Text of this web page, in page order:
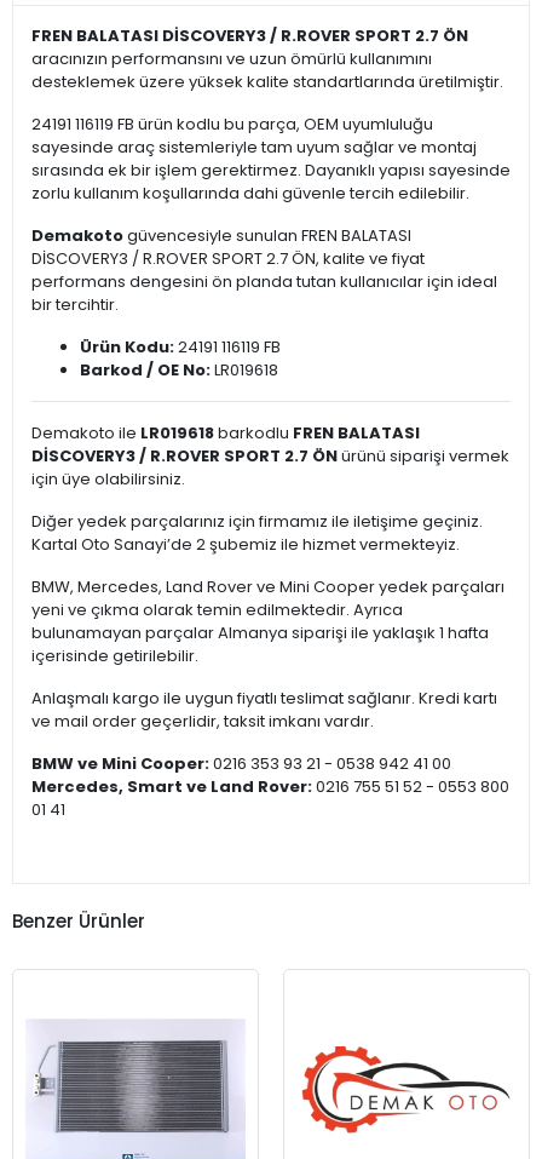
FREN BALATASI DİSCOVERY3 / R.ROVER SPORT 2.7 ÖN
aracınızın performansını ve uzun ömürlü kullanımını
desteklemek üzere yüksek kalite standartlarında üretilmiştir.
24191 116119 FB ürün kodlu bu parça, OEM uyumluluğu
sayesinde araç sistemleriyle tam uyum sağlar ve montaj
sırasında ek bir işlem gerektirmez. Dayanıklı yapısı sayesinde
zorlu kullanım koşullarında dahi güvenle tercih edilebilir.
Demakotogüvencesiyle sunulan FREN BALATASI
DİSCOVERY3 / R.ROVER SPORT 2.7 ÖN, kalite ve fiyat
performans dengesini ön planda tutan kullanıcılar için ideal
bir tercihtir.
Ürün Kodu:24191 116119 FB
Barkod / OE No:LR019618
Demakoto ile LR019618barkodlu FREN BALATASI
DİSCOVERY3 / R.ROVER SPORT 2.7 ÖNürünü siparişi vermek
için üye olabilirsiniz.
Diğer yedek parçalarınız için firmamız ile iletişime geçiniz.
Kartal Oto Sanayi’de 2 şubemiz ile hizmet vermekteyiz.
BMW, Mercedes, Land Rover ve Mini Cooper yedek parçaları
yeni ve çıkma olarak temin edilmektedir. Ayrıca
bulunamayan parçalar Almanya siparişi ile yaklaşık 1 hafta
içerisinde getirilebilir.
Anlaşmalı kargo ile uygun fiyatlı teslimat sağlanır. Kredi kartı
ve mail order geçerlidir, taksit imkanı vardır.
BMW ve Mini Cooper:0216 353 93 21 - 0538 942 41 00
Mercedes, Smart ve Land Rover:0216 755 51 52 - 0553 800
01 41
Benzer Ürünler